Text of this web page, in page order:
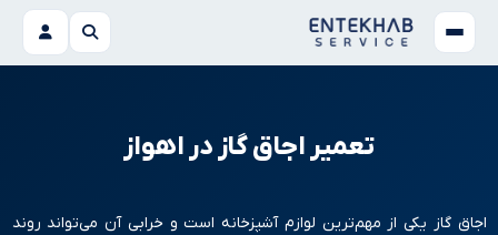
تعمیر اجاق گاز در اهواز
اجاق گاز یکی از مهم‌ترین لوازم آشپزخانه است و خرابی آن می‌تواند روند